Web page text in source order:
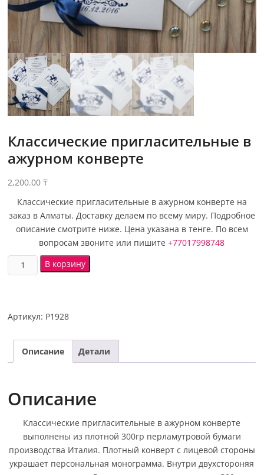
Классические пригласительные в
ажурном конверте
2,200.00₸
Классические пригласительные в ажурном конверте на
заказ в Алматы. Доставку делаем по всему миру. Подробное
описание смотрите ниже. Цена указана в тенге. По всем
вопросам звоните или пишите+77017998748
В корзину
Артикул: P1928
Описание Детали
Описание
Классические пригласительные в ажурном конверте
выполнены из плотной 300гр перламутровой бумаги
производства Италия. Плотный конверт с лицевой стороны
украшает персональная монограмма. Внутри двухстороняя